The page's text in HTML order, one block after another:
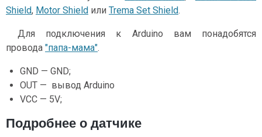
Shield, Motor Shield или Trema Set Shield.
Для подключения к Arduino вам понадобятся
провода "папа-мама".
GND — GND;
OUT — вывод Arduino
VCC — 5V;
Подробнее о датчике